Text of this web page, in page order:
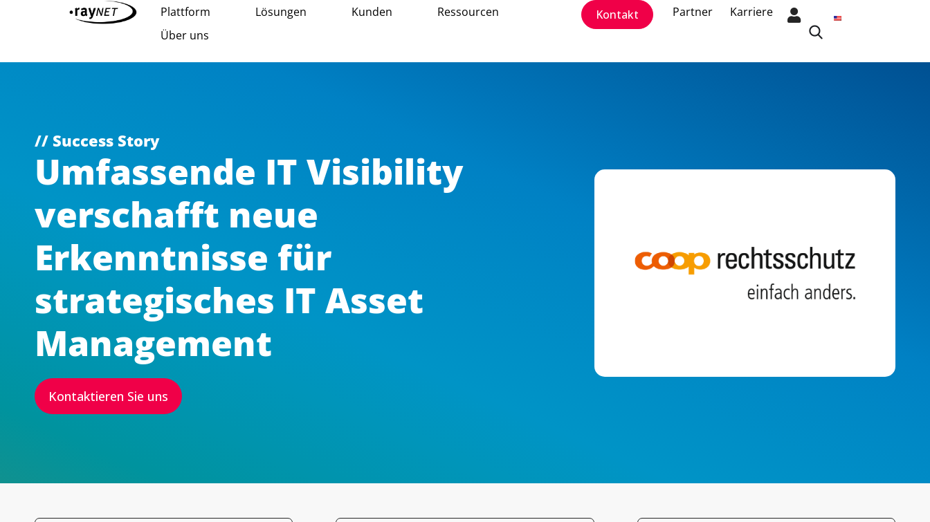
Plattform Lösungen Kunden
Ressourcen
Über uns
Kontakt Partner Karriere
// Success Story
Umfassende IT Visibility
verschafft neue
Erkenntnisse für
strategisches IT Asset
Management
Kontaktieren Sie uns